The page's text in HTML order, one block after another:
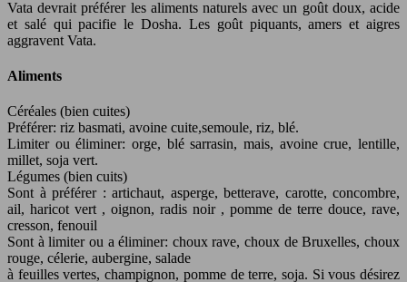
Vata devrait préférer les aliments naturels avec un goût doux, acide
et salé qui pacifie le Dosha. Les goût piquants, amers et aigres
aggravent Vata.
Aliments
Céréales (bien cuites)
Préférer: riz basmati, avoine cuite,semoule, riz, blé.
Limiter ou éliminer: orge, blé sarrasin, mais, avoine crue, lentille,
millet, soja vert.
Légumes (bien cuits)
Sont à préférer : artichaut, asperge, betterave, carotte, concombre,
ail, haricot vert , oignon, radis noir , pomme de terre douce, rave,
cresson, fenouil
Sont à limiter ou a éliminer: choux rave, choux de Bruxelles, choux
rouge, célerie, aubergine, salade
à feuilles vertes, champignon, pomme de terre, soja. Si vous désirez